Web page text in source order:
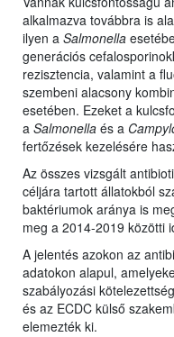
alkalmazva továbbra is
ilyen a Salmonella
generációs
rezisztencia, valamint a
szembeni alacsony
esetében. Ezeket a
a Salmonella és a
fertőzések kezelésére
Az összes vizsgált
céljára tartott állatokból
baktériumok aránya is
meg a 2014-2019 közötti
A jelentés azokon az
adatokon alapul,
szabályozási
és az ECDC külső
elemezték ki.